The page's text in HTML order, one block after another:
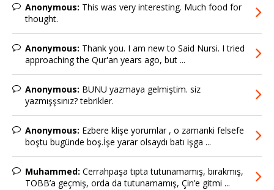
Anonymous: This was very interesting. Much food for
thought.
Anonymous: Thank you. I am new to Said Nursi. I tried
approaching the Qur'an years ago, but ...
Anonymous: BUNU yazmaya gelmiştim. siz
yazmışşsınız? tebrikler.
Anonymous: Ezbere klişe yorumlar , o zamanki felsefe
boştu bugünde boş.İşe yarar olsaydı batı işga ...
Muhammed: Cerrahpaşa tıpta tutunamamış, bırakmış,
TOBB’a geçmiş, orda da tutunamamış, Çin’e gitmi ...